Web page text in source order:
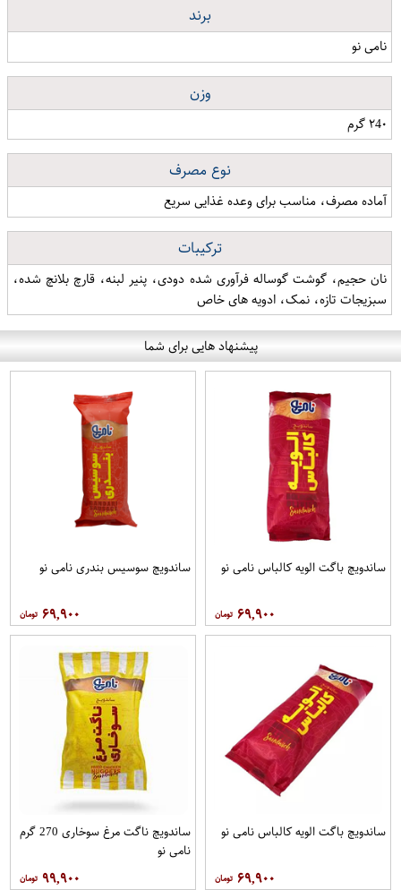
برند
نامی نو
وزن
۲4۰ گرم
نوع مصرف
آماده مصرف، مناسب برای وعده غذایی سریع
ترکیبات
نان حجیم، گوشت گوساله فرآوری شده دودی، پنیر لبنه، قارچ بلانچ شده،
سبزیجات تازه، نمک، ادویه های خاص
پیشنهاد هایی برای شما
ساندویچ باگت الویه کالباس نامی نو
۶۹,۹۰۰
ساندویچ سوسیس بندری نامی نو
۶۹,۹۰۰
ساندویچ باگت الویه کالباس نامی نو
۶۹,۹۰۰
ساندویچ ناگت مرغ سوخاری 270 گرم
نامی نو
۹۹,۹۰۰